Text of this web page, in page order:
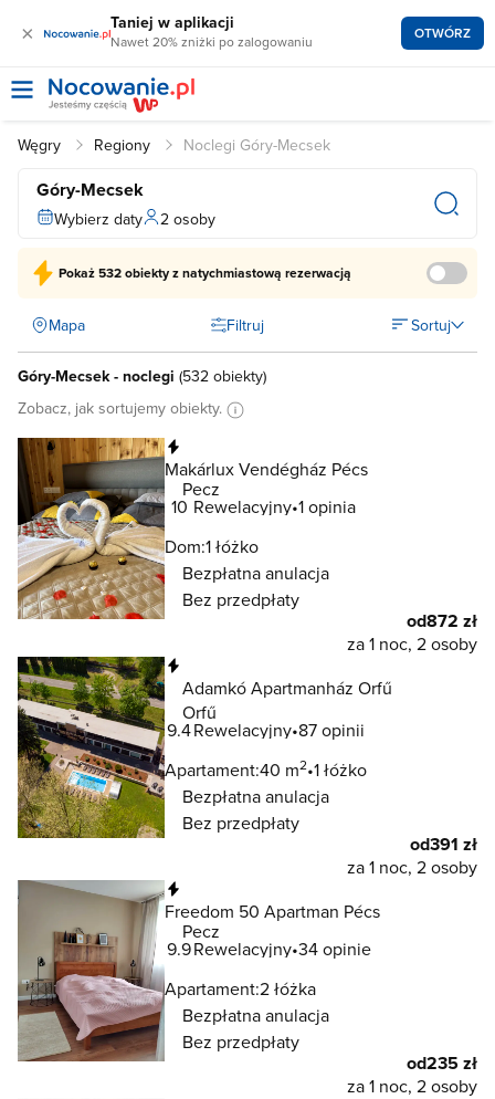
× Taniej w aplikacji
Nawet 20% zniżki po zalogowaniu OTWÓRZ
Węgry Regiony Noclegi Góry-Mecsek
Góry-Mecsek
Wybierz daty 2 osoby
Pokaż532 obiektyz natychmiastową rezerwacją
Mapa Filtruj Sortuj
Góry-Mecsek - noclegi (532 obiekty)
Zobacz, jak sortujemy obiekty.
Makárlux Vendégház Pécs
Pecz
10 Rewelacyjny 1 opinia
Dom:1 łóżko
Bezpłatna anulacja
Bez przedpłaty
od872 zł
za 1 noc, 2 osoby
Adamkó Apartmanház Orfű
Orfű
9.4Rewelacyjny 87 opinii
Apartament:40 m2 1 łóżko
Bezpłatna anulacja
Bez przedpłaty
od391 zł
za 1 noc, 2 osoby
Freedom 50 Apartman Pécs
Pecz
9.9Rewelacyjny 34 opinie
Apartament:2 łóżka
Bezpłatna anulacja
Bez przedpłaty
od235 zł
za 1 noc, 2 osoby